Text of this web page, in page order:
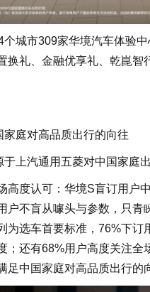
个城市309家华境汽车体验
换礼、金融优享礼、乾崑
庭对高品质出行的向往
上汽通用五菱对中国家庭
高度认可：华境S盲订用户
户不盲从噱头与参数，只
为选车首要标准，76%下
；还有68%用户高度关注全
足中国家庭对高品质出行的